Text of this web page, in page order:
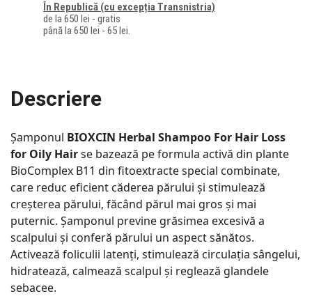
În Republică (cu excepția Transnistria)
de la 650 lei - gratis
până la 650 lei - 65 lei.
Descriere
Șamponul BIOXCIN Herbal Shampoo For Hair Loss
for Oily Hair​se bazează pe formula activă din plante
BioComplex B11 din fitoextracte special combinate,
care reduc eficient căderea părului și stimulează
creșterea părului, făcând părul mai gros și mai
puternic. Șamponul previne grăsimea excesivă a
scalpului și conferă părului un aspect sănătos.
Activează foliculii latenți, stimulează circulația sângelui,
hidratează, calmează scalpul și reglează glandele
sebacee.